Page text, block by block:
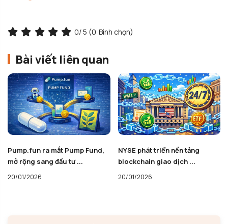
0/ 5 (0 Bình chọn)
Bài viết liên quan
Pump.fun ra mắt Pump Fund,
mở rộng sang đầu tư ...
20/01/2026
NYSE phát triển nền tảng
blockchain giao dịch ...
20/01/2026